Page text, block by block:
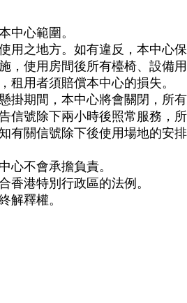
中心範圍。
之地方。如有違反，本中心
使用房間後所有檯椅、設備
租用者須賠償本中心的損失。
期間，本中心將會關閉，所
信號除下兩小時後照常服務，
關信號除下後使用場地的安排
心不會承擔負責。
香港特別行政區的法例。
解釋權。